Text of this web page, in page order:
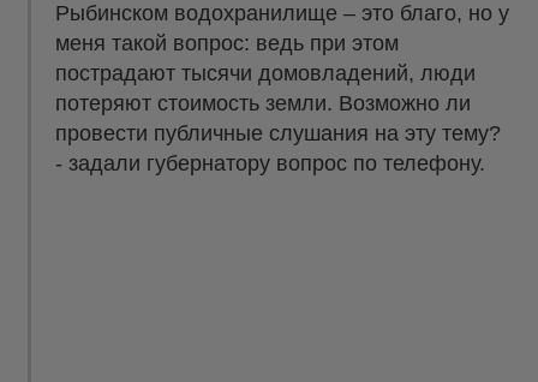
Рыбинском водохранилище – это благо, но у
меня такой вопрос: ведь при этом
пострадают тысячи домовладений, люди
потеряют стоимость земли. Возможно ли
провести публичные слушания на эту тему?
- задали губернатору вопрос по телефону.